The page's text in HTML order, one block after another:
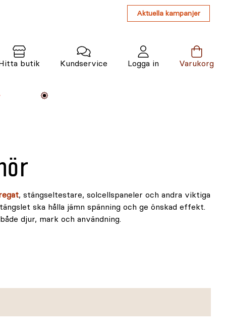
Aktuella kampanjer
butik Kundservice Logga in Varukorg
, stängseltestare, solcellspaneler och andra viktiga
ska hålla jämn spänning och ge önskad effekt.
djur, mark och användning.